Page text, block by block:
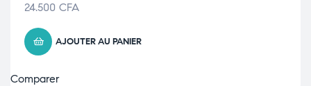
24.500 CFA
AJOUTER AU PANIER
Comparer